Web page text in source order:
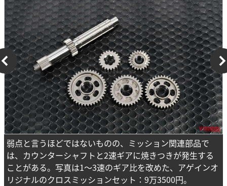
弱点と言うほどではないものの、ミッション関連部品で
は、カウンターシャフトと2速ギアに焼きつきが発生する
ことがある。写真は1～3速のギア比を改めた、アゲインオ
リジナルのクロスミッションセット：9万3500円。